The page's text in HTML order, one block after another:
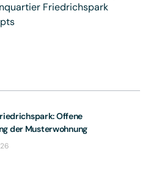
Friedrichspark
Offene
der Musterwohnung